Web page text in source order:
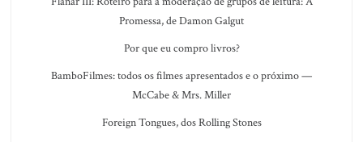
Promessa, de Damon Galgut
Por que eu compro livros?
BamboFilmes: todos os filmes apresentados e o próximo —
McCabe & Mrs. Miller
Foreign Tongues, dos Rolling Stones